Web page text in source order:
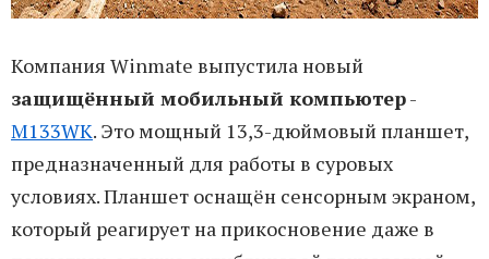
Компания Winmate выпустила новый
защищённый мобильный компьютер-
M133WK. Это мощный 13,3-дюймовый планшет,
предназначенный для работы в суровых
условиях. Планшет оснащён сенсорным экраном,
который реагирует на прикосновение даже в